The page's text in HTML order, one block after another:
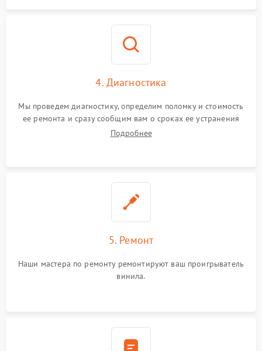
4. Диагностика
Мы проведем диагностику, определим поломку и стоимость
ее ремонта и сразу сообщим вам о сроках ее устранения
Подробнее
5. Ремонт
Наши мастера по ремонту ремонтируют ваш проигрыватель
винила.